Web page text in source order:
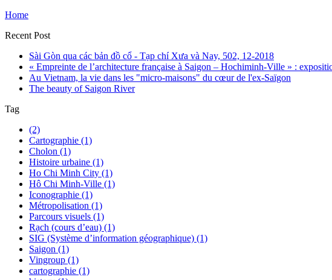
Home
Recent Post
Sài Gòn qua các bản đồ cổ - Tạp chí Xưa và Nay, 502, 12-2018
« Empreinte de l’architecture française à Saigon – Hochiminh-Ville » :
Au Vietnam, la vie dans les "micro-maisons" du cœur de l'ex-Saïgon
The beauty of Saigon River
Tag
(2)
Cartographie (1)
Cholon (1)
Histoire urbaine (1)
Ho Chi Minh City (1)
Hô Chi Minh-Ville (1)
Iconographie (1)
Métropolisation (1)
Parcours visuels (1)
Rạch (cours d’eau) (1)
SIG (Système d’information géographique) (1)
Saigon (1)
Vingroup (1)
cartographie (1)